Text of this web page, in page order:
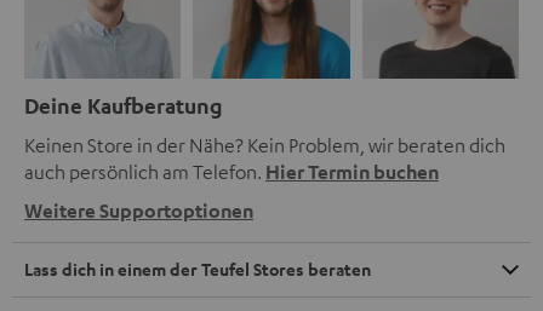
Deine Kaufberatung
Keinen Store in der Nähe? Kein Problem, wir beraten dich
auch persönlich am Telefon. Hier Termin buchen
Weitere Supportoptionen
Lass dich in einem der Teufel Stores beraten